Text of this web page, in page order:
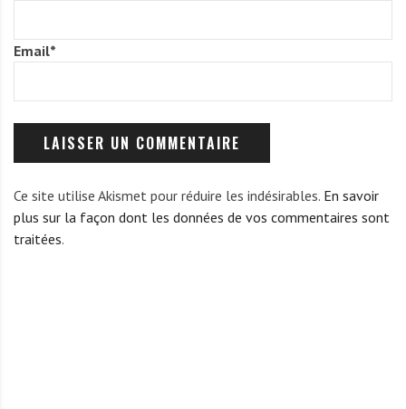
Email*
Ce site utilise Akismet pour réduire les indésirables. En savoir
plus sur la façon dont les données de vos commentaires sont
traitées.